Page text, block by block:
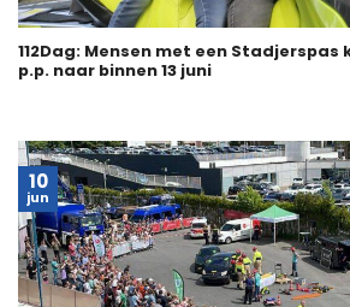
112Dag: Mensen met een Stadjerspas
p.p. naar binnen 13 juni
10
jun